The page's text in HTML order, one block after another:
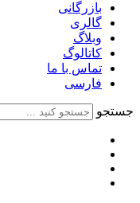
بازرگانی
گالری
وبلاگ
کاتالوگ
تماس با ما
فارسی
English
جستجو